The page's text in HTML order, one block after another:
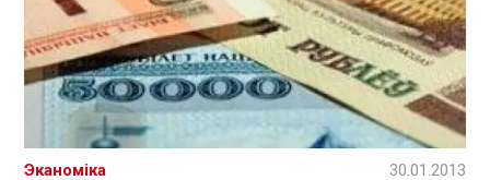
Эканоміка 30.01.2013